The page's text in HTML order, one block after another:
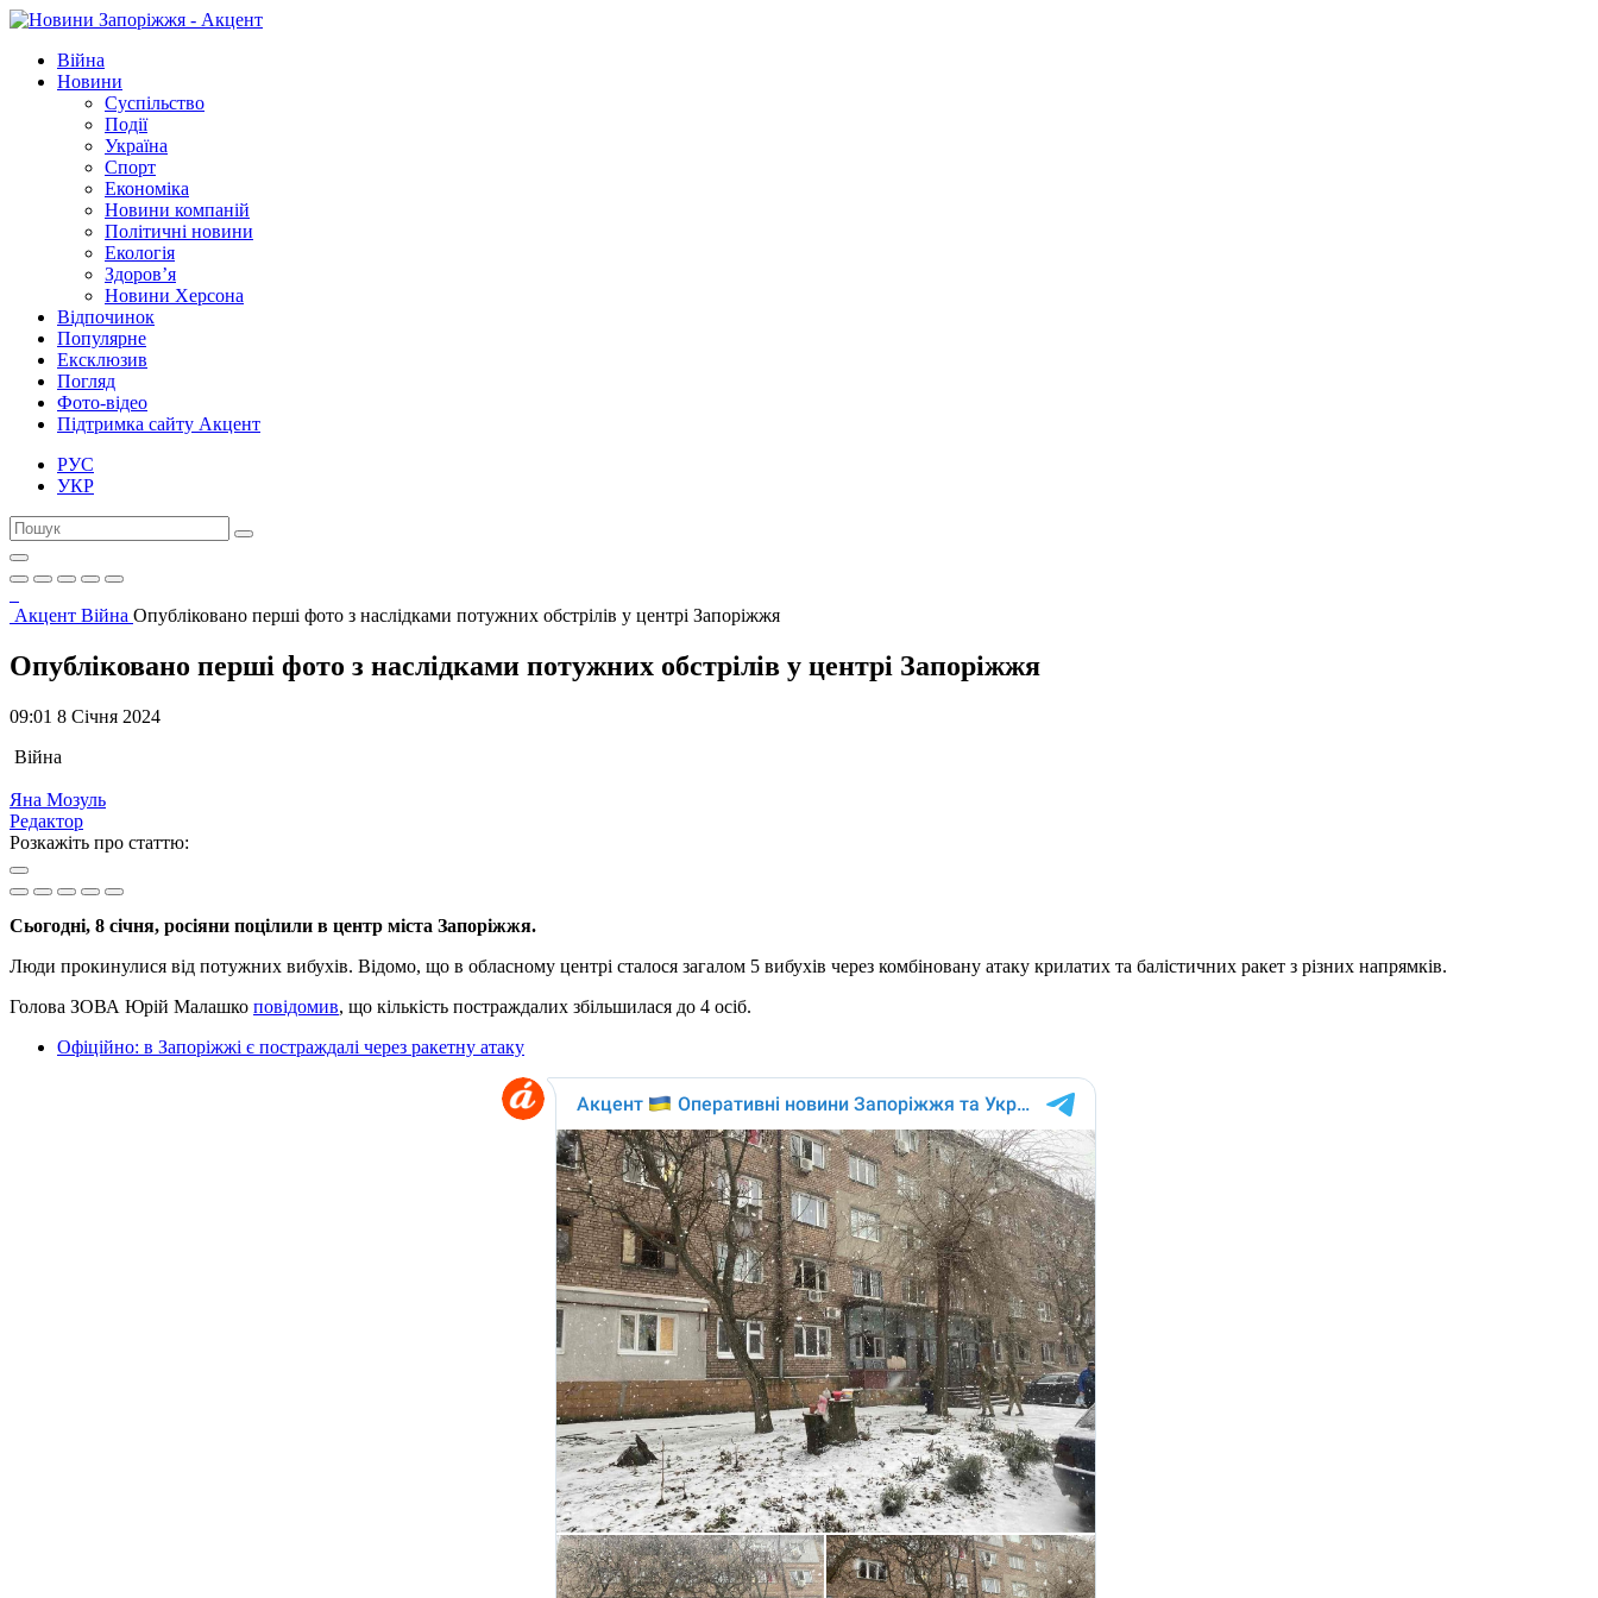
Війна
Новини
Суспільство
Події
Україна
Спорт
Економіка
Новини компаній
Політичні новини
Екологія
Здоров’я
Новини Херсона
Відпочинок
Популярне
Ексклюзив
Погляд
Фото-відео
Підтримка сайту Акцент
РУС
УКР
Акцент Війна Опубліковано перші фото з наслідками потужних обстрілів у центрі Запоріжжя
Опубліковано перші фото з наслідками потужних обстрілів у центрі Запоріжжя
09:01 8 Січня 2024
Війна
Яна Мозуль
Редактор
Розкажіть про статтю:
Сьогодні, 8 січня, росіяни поцілили в центр міста Запоріжжя.
Люди прокинулися від потужних вибухів. Відомо, що в обласному центрі сталося загалом 5 вибухів через комбіновану атаку крилатих та балістичних ракет з різних напрямків.
Голова ЗОВА Юрій Малашко повідомив, що кількість постраждалих збільшилася до 4 осіб.
Офіційно: в Запоріжжі є постраждалі через ракетну атаку